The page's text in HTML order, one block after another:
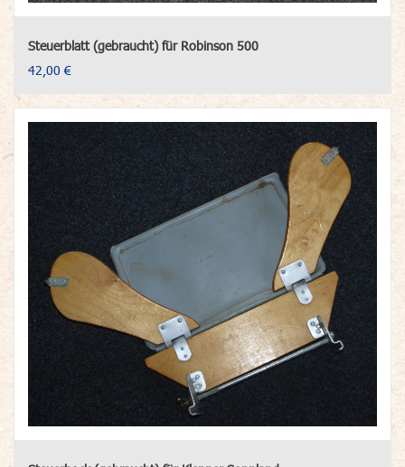
Steuerblatt (gebraucht) für Robinson 500
42,00 €